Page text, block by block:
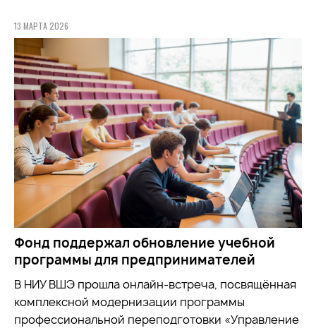
13 МАРТА 2026
Фонд поддержал обновление учебной
программы для предпринимателей
В НИУ ВШЭ прошла онлайн-встреча, посвящённая
комплексной модернизации программы
профессиональной переподготовки «Управление